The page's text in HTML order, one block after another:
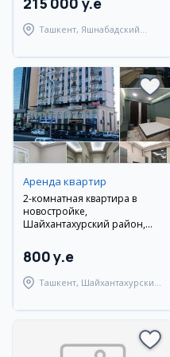
Ташкент, Яшнабадский
Аренда квартир
2-комнатная квартира в
новостройке,
Шайхантахурский район,
800 y.e
Ташкент, Шайхантахурский